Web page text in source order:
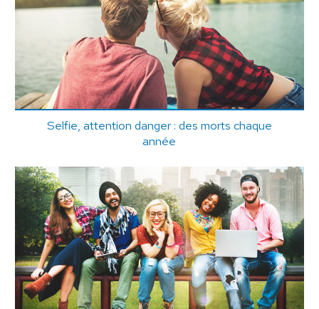
Selfie, attention danger : des morts chaque
année